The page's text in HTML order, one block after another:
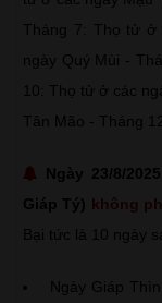
Tháng 7: Thọ tử ở
ngày Quý Mùi -
10: Thọ tử ở các
Tân Mão - Tháng
Ngày 23/8/
Giáp Tý) không
Bại tức là 10 ngày
Ngày Giáp